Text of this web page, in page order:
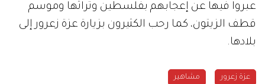
عبروا فيها عن إعجابهم بفلسطين وتراثها وموسم
قطف الزيتون، كما رحب الكثيرون بزيارة عزة زعرور إلى
بلادها.
عزة زعرور مشاهير